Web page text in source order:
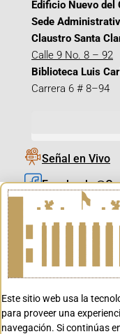
Edificio Nuevo del
Sede
Claustro Santa
Calle 9 No. 8 – 92
Biblioteca Luis
Carrera 6 # 8–94
Señal en Vivo
Este sitio web usa la
para proveer una
navegación. Si continúas